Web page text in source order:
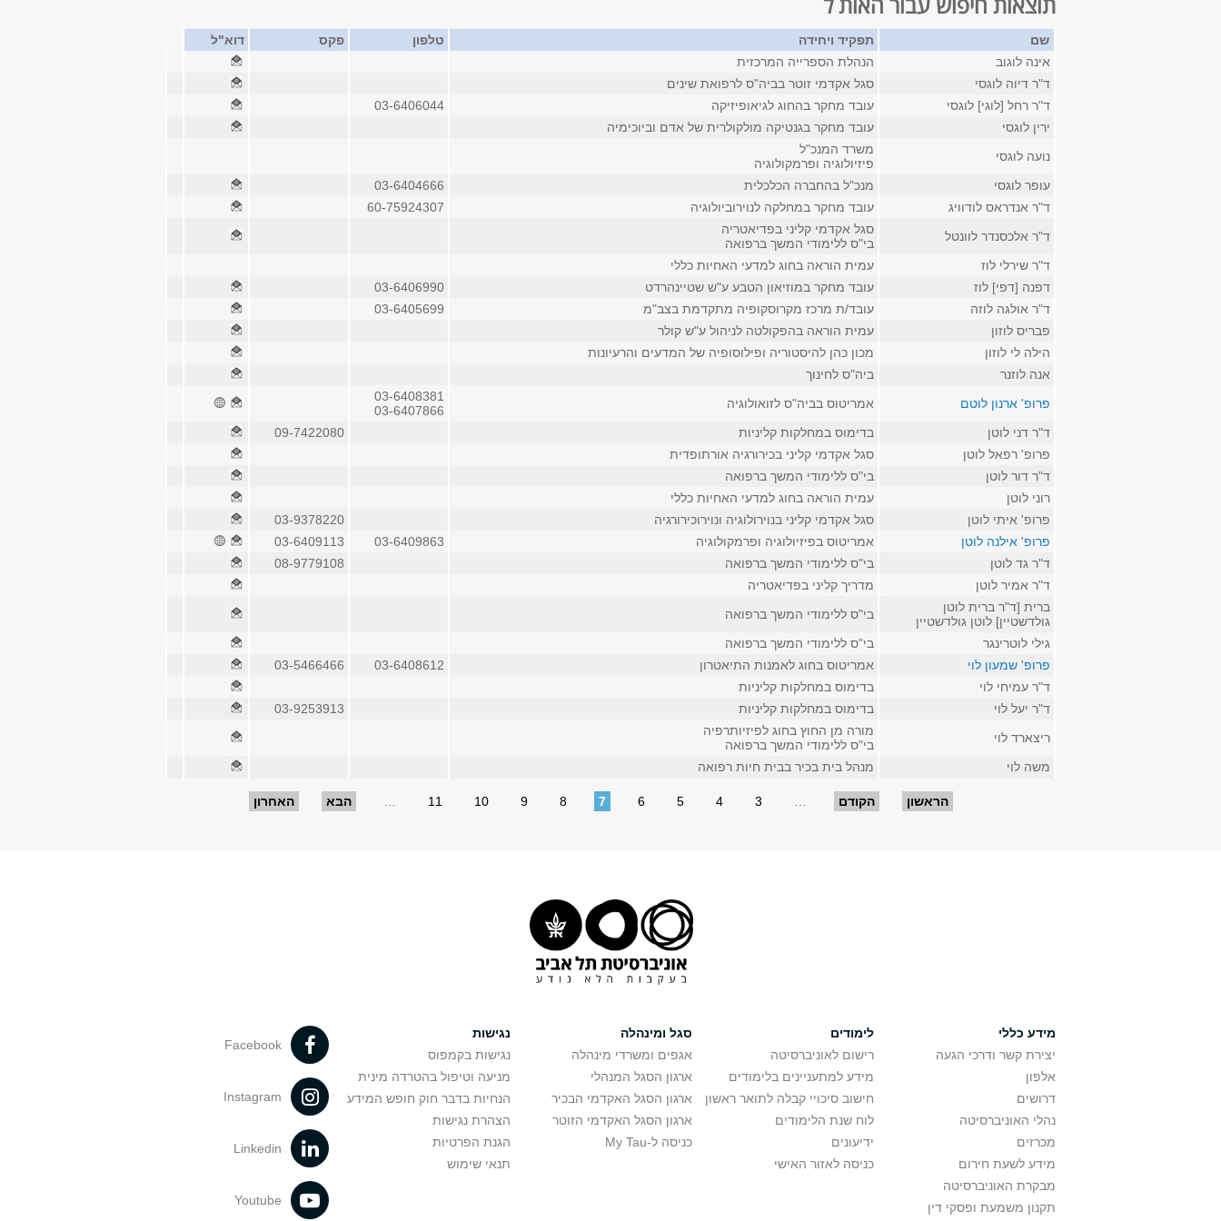
שם תפקיד ויחידה טלפון פקס
דוא"ל
אינה לוגוב
הנהלת הספרייה המרכזית
ד"ר דיוה לוגסי
סגל אקדמי זוטר בביה"ס לרפואת שינים
ד"ר רחל [לוגי] לוגסי
עובד מחקר בהחוג לגיאופיזיקה
03-6406044
ירין לוגסי
עובד מחקר בגנטיקה מולקולרית של אדם וביוכימיה
נועה לוגסי
משרד המנכ"ל
פיזיולוגיה ופרמקולוגיה
עופר לוגסי
מנכ"ל בהחברה הכלכלית
03-6404666
ד"ר אנדראס לודוויג
עובד מחקר במחלקה לנוירוביולוגיה
60-75924307
ד"ר אלכסנדר לוונטל
סגל אקדמי קליני בפדיאטריה
בי"ס ללימודי המשך ברפואה
ד"ר שירלי לוז
עמית הוראה בחוג למדעי האחיות כללי
דפנה [דפי] לוז
עובד מחקר במוזיאון הטבע ע"ש שטיינהרדט
03-6406990
ד"ר אולגה לוזה
עובד/ת מרכז מקרוסקופיה מתקדמת בצב"מ
03-6405699
פבריס לוזון
עמית הוראה בהפקולטה לניהול ע"ש קולר
הילה לי לוזון
מכון כהן להיסטוריה ופילוסופיה של המדעים והרעיונות
אנה לוזנר
ביה"ס לחינוך
פרופ' ארנון לוטם
אמריטוס בביה"ס לזואולוגיה
03-6408381
03-6407866
ד"ר דני לוטן
בדימוס במחלקות קליניות
09-7422080
פרופ' רפאל לוטן
סגל אקדמי קליני בכירורגיה אורתופדית
ד"ר דור לוטן
בי"ס ללימודי המשך ברפואה
רוני לוטן
עמית הוראה בחוג למדעי האחיות כללי
פרופ' איתי לוטן
סגל אקדמי קליני בנוירולוגיה ונוירוכירורגיה
03-9378220
פרופ' אילנה לוטן
אמריטוס בפיזיולוגיה ופרמקולוגיה 03-6409863
03-6409113
ד"ר גד לוטן
בי"ס ללימודי המשך ברפואה
08-9779108
ד"ר אמיר לוטן
מדריך קליני בפדיאטריה
ברית [ד"ר ברית לוטן
גולדשטיין] לוטן גולדשטיין
בי"ס ללימודי המשך ברפואה
גילי לוטרינגר
בי"ס ללימודי המשך ברפואה
פרופ' שמעון לוי
אמריטוס בחוג לאמנות התיאטרון 03-6408612
03-5466466
ד"ר עמיחי לוי
בדימוס במחלקות קליניות
ד"ר יעל לוי
בדימוס במחלקות קליניות
03-9253913
ריצארד לוי
מורה מן החוץ בחוג לפיזיותרפיה
בי"ס ללימודי המשך ברפואה
משה לוי
מנהל בית בכיר בבית חיות רפואה
הראשון הקודם 3
4
5
6
7
8
9
10
11 הבא האחרון
מידע כללי
יצירת קשר ודרכי הגעה
אלפון
דרושים
נהלי האוניברסיטה
מכרזים
מידע לשעת חירום
מבקרת האוניברסיטה
תקנון משמעת ופסקי דין
לימודים
רישום לאוניברסיטה
מידע למתעניינים בלימודים
חישוב סיכויי קבלה לתואר ראשון
לוח שנת הלימודים
ידיעונים
כניסה לאזור האישי
סגל ומינהלה
אגפים ומשרדי מינהלה
ארגון הסגל המנהלי
ארגון הסגל האקדמי הבכיר
ארגון הסגל האקדמי הזוטר
כניסה ל-My Tau
נגישות
נגישות בקמפוס
מניעה וטיפול בהטרדה מינית
הנחיות בדבר חוק חופש המידע
הצהרת נגישות
הגנת הפרטיות
תנאי שימוש
Facebook
Instagram
Linkedin
Youtube